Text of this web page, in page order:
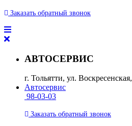
Заказать обратный звонок
АВТОСЕРВИС
г. Тольятти, ул. Воскресенская,
Автосервис
98-03-03
Заказать обратный звонок